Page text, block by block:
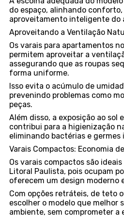
do espaço, alinhando
aproveitamento inteligente do
Aproveitando a Ventilação
Os varais para apartamentos
permitem aproveitar a
assegurando que as roupas
forma uniforme.
Isso evita o acúmulo de
prevenindo problemas como
peças.
Além disso, a exposição ao sol
contribui para a higienização
eliminando bactérias e germes
Varais Compactos: Economia
Os varais compactos são
Litoral Paulista, pois ocupam
oferecem um design moderno
Com opções retráteis, de teto
escolher o modelo que melhor
ambiente, sem comprometer a